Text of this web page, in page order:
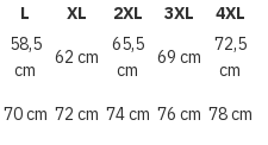
L XL 2XL 3XL
4XL
58,5
cm
62 cm
65,5
cm
69 cm
72,5
cm
70 cm 72 cm 74 cm 76 cm 78 cm